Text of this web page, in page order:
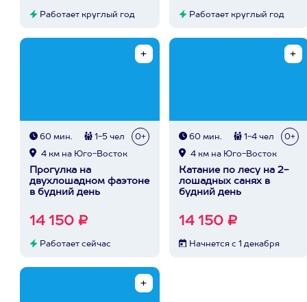
Работает круглый год Работает круглый год
60 мин. 1-5 чел 0+
4 км на Юго-Восток
Прогулка на
двухлошадном фаэтоне
в будний день
14 150 ₽
Работает сейчас
60 мин. 1-4 чел 0+
4 км на Юго-Восток
Катание по лесу на 2-
лошадных санях в
будний день
14 150 ₽
Начнется с 1 декабря